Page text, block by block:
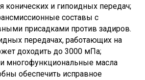
конических и гипоидных передач;
составы с
присадками против задиров.
передачах, работающих на
доходить до 3000 мПа;
многофункциональные масла
обеспечить исправное